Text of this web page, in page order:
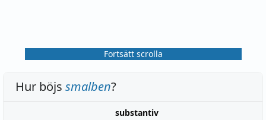
Fortsätt scrolla
Hur böjs smalben?
substantiv